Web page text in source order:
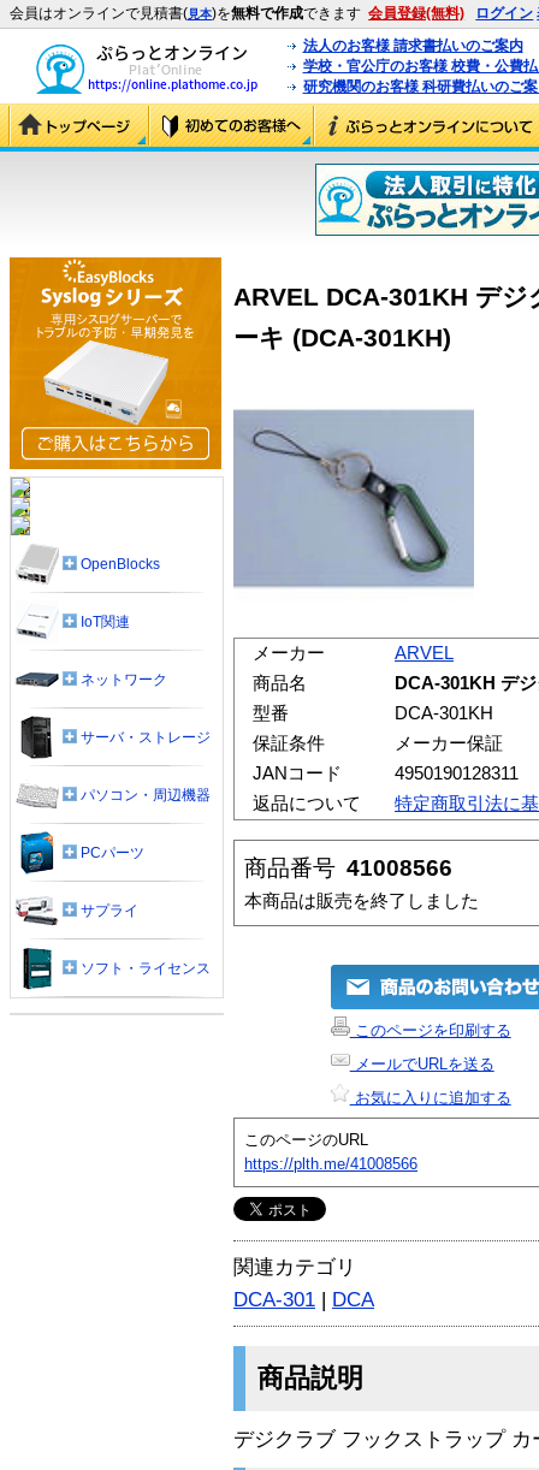
会員はオンラインで見積書(見本)を無料で作成できます 会員登録(無料) ログイン
法人のお客様 請求書払いのご案内
学校・官公庁のお客様 校費・公費
研究機関のお客様 科研費払いのご
ARVEL DCA-301KH デ
ーキ (DCA-301KH)
メーカー
ARVEL
商品名
DCA-301KH デ
型番
DCA-301KH
保証条件
メーカー保証
JANコード
4950190128311
返品について
特定商取引法に
商品番号 41008566
本商品は販売を終了しました
このページを印刷する
メールでURLを送る
お気に入りに追加する
このページのURL
https://plth.me/41008566
関連カテゴリ
DCA-301 | DCA
商品説明
デジクラブ フックストラップ カ
OpenBlocks
IoT関連
ネットワーク
サーバ・ストレージ
パソコン・周辺機器
PCパーツ
サプライ
ソフト・ライセンス